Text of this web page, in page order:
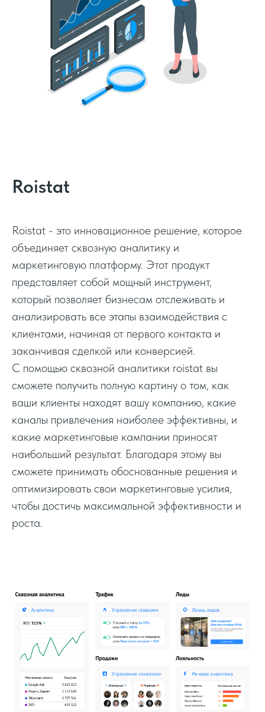
Roistat
Roistat - это инновационное решение, которое
объединяет сквозную аналитику и
маркетинговую платформу. Этот продукт
представляет собой мощный инструмент,
который позволяет бизнесам отслеживать и
анализировать все этапы взаимодействия с
клиентами, начиная от первого контакта и
заканчивая сделкой или конверсией.
С помощью сквозной аналитики roistat вы
сможете получить полную картину о том, как
ваши клиенты находят вашу компанию, какие
каналы привлечения наиболее эффективны, и
какие маркетинговые кампании приносят
наибольший результат. Благодаря этому вы
сможете принимать обоснованные решения и
оптимизировать свои маркетинговые усилия,
чтобы достичь максимальной эффективности и
роста.